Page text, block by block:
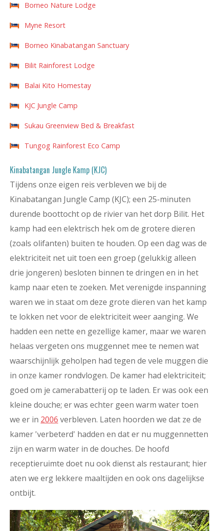
Borneo Nature Lodge
Myne Resort
Borneo Kinabatangan Sanctuary
Bilit Rainforest Lodge
Balai Kito Homestay
KJC Jungle Camp
Sukau Greenview Bed & Breakfast
Tungog Rainforest Eco Camp
Kinabatangan Jungle Kamp (KJC)
Tijdens onze eigen reis verbleven we bij de
Kinabatangan Jungle Camp (KJC); een 25-minuten
durende boottocht op de rivier van het dorp Bilit. Het
kamp had een elektrisch hek om de grotere dieren
(zoals olifanten) buiten te houden. Op een dag was de
elektriciteit net uit toen een groep (gelukkig alleen
drie jongeren) besloten binnen te dringen en in het
kamp naar eten te zoeken. Met verenigde inspanning
waren we in staat om deze grote dieren van het kamp
te lokken net voor de elektriciteit weer aanging. We
hadden een nette en gezellige kamer, maar we waren
helaas vergeten ons muggennet mee te nemen wat
waarschijnlijk geholpen had tegen de vele muggen die
in onze kamer rondvlogen. De kamer had elektriciteit;
goed om je camerabatterij op te laden. Er was ook een
kleine douche; er was echter geen warm water toen
we er in 2006 verbleven. Laten hoorden we dat ze de
kamer 'verbeterd' hadden en dat er nu muggennetten
zijn en warm water in de douches. De hoofd
receptieruimte doet nu ook dienst als restaurant; hier
aten we erg lekkere maaltijden en ook ons dagelijkse
ontbijt.